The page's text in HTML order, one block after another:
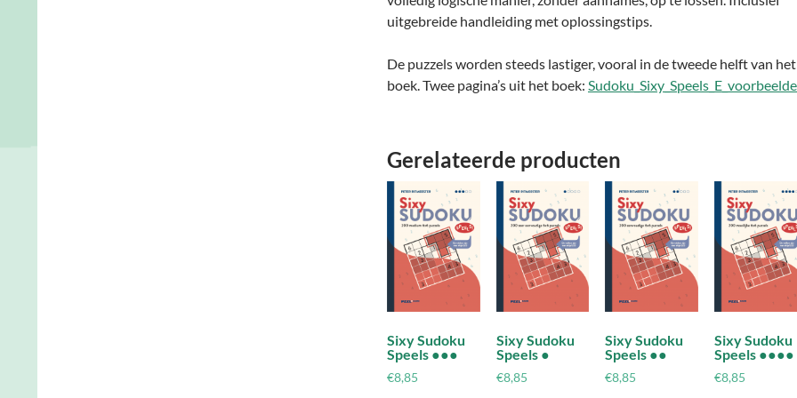
uitgebreide handleiding met oplossingstips.
De puzzels worden steeds lastiger, vooral in de tweede helft van het
boek. Twee pagina’s uit het boek:
Gerelateerde producten
Sixy Sudoku
Speels ●●●
€8,85
Sixy Sudoku
Speels ●
€8,85
Sixy Sudoku
Speels ●●
€8,85
Sixy Sudoku
Speels ●●●●
€8,85